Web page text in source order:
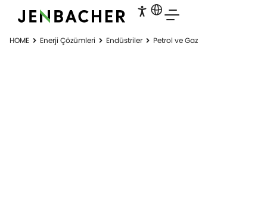
HOME Enerji Çözümleri Endüstriler Petrol ve Gaz